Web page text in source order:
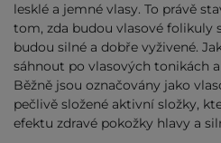
lesklé a jemné vlasy. To právě
tom, zda budou vlasové folikuly
budou silné a dobře vyživené.
sáhnout po vlasových tonikách
Běžně jsou označovány jako
pečlivě složené aktivní složky,
efektu zdravé pokožky hlavy a